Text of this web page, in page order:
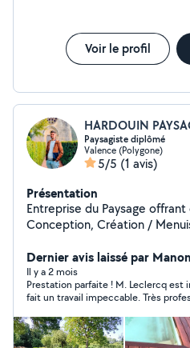
Voir le profil
HARDOUIN
Paysagiste diplômé
Valence (Polygone)
5/5 (1 avis)
Présentation
Entreprise du Paysage
Conception, Création /
Dernier avis laissé par
Il y a 2 mois
Prestation parfaite ! M. Leclercq est
fait un travail impeccable. Très
de nouveau appel à lui. Merci